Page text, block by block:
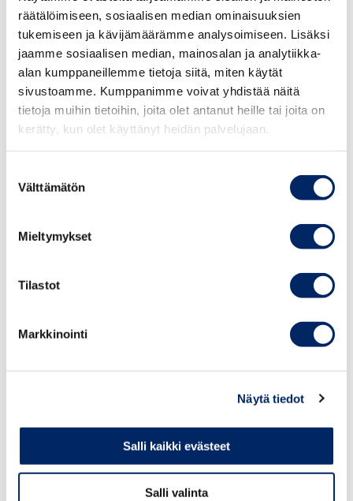
räätälöimiseen, sosiaalisen median ominaisuuksien
tukemiseen ja kävijämäärämme analysoimiseen. Lisäksi
jaamme sosiaalisen median, mainosalan ja analytiikka-
alan kumppaneillemme tietoja siitä, miten käytät
sivustoamme. Kumppanimme voivat yhdistää näitä
tietoja muihin tietoihin, joita olet antanut heille tai joita on
kerätty, kun olet käyttänyt heidän palvelujaan.
valinta
Välttämätön
Mieltymykset
Tilastot
Markkinointi
Näytä tiedot
Salli kaikki evästeet
Salli valinta
kiinteistöarvioijien (AKA) ja hyväksyttyjen
kiinteistönarvioitsijoiden (KHK) toimintaa. Se käsittelee
auktorisoituja kiinteistöarvioijia ja hyväksyttyjä
kiinteistönarvioitsijoita koskevat valitukset, vastaa AKA-
ja KHK-arvioitsijoiden vuosivalvonnasta sekä
omavalvonnasta ja käsittelee AKA-auktorisoinnin
voimassaoloon liittyvät asiat.
hyväksymien kiinteistönarvioitsijoiden (KHK) toimintaa.
Valvontajaoston jäsenet:
Ekonomi Tapani Väljä, AG-Partners Corporate Finance
Toimitusjohtaja Hannu Juutti (AKA/KHK), H&J Group Oy
Apulaisprofessori, TkT Saija Toivonen, Aalto-yliopisto
Director, Client Coverage and Service Concepts Kati
Paatela, KTI Kiinteistötieto Oy
Head of Property Valuation Finland, Olli-Pekka
Mustonen (AKA/KHK), Danske Bank